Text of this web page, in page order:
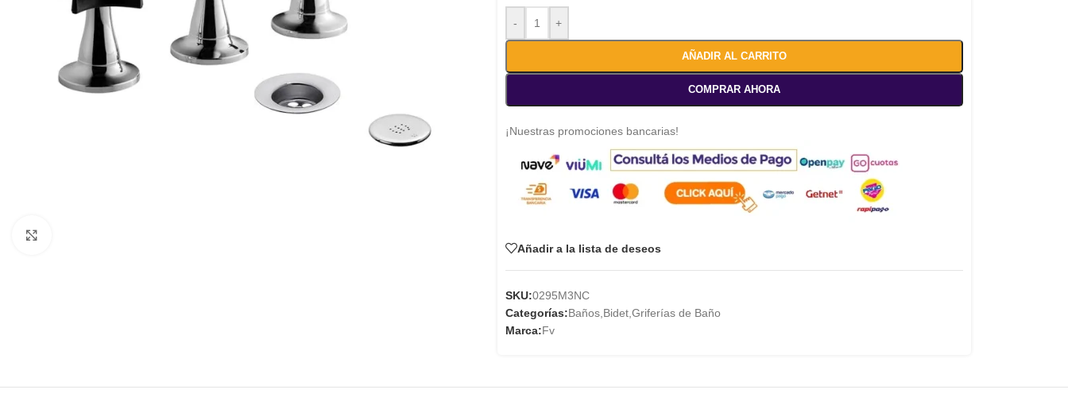
- +
AÑADIR AL CARRITO
COMPRAR AHORA
¡Nuestras promociones bancarias!
Añadir a la lista de deseos
SKU:0295M3NC
Categorías:Baños, Bidet, Griferías de Baño
Marca:Fv